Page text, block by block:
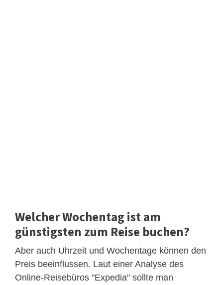
Welcher Wochentag ist am
günstigsten zum Reise buchen?
Aber auch Uhrzeit und Wochentage können den
Preis beeinflussen. Laut einer Analyse des
Online-Reisebüros "Expedia" sollte man